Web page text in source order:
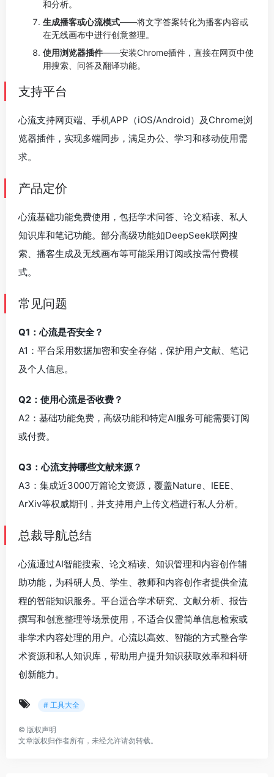
和分析。
生成播客或心流模式——将文字答案转化为播客内容或
在无线画布中进行创意整理。
使用浏览器插件——安装Chrome插件，直接在网页中使
用搜索、问答及翻译功能。
支持平台
心流支持网页端、手机APP（iOS/Android）及Chrome浏
览器插件，实现多端同步，满足办公、学习和移动使用需
求。
产品定价
心流基础功能免费使用，包括学术问答、论文精读、私人
知识库和笔记功能。部分高级功能如DeepSeek联网搜
索、播客生成及无线画布等可能采用订阅或按需付费模
式。
常见问题
Q1：心流是否安全？
A1：平台采用数据加密和安全存储，保护用户文献、笔记
及个人信息。
Q2：使用心流是否收费？
A2：基础功能免费，高级功能和特定AI服务可能需要订阅
或付费。
Q3：心流支持哪些文献来源？
A3：集成近3000万篇论文资源，覆盖Nature、IEEE、
ArXiv等权威期刊，并支持用户上传文档进行私人分析。
总裁导航总结
心流通过AI智能搜索、论文精读、知识管理和内容创作辅
助功能，为科研人员、学生、教师和内容创作者提供全流
程的智能知识服务。平台适合学术研究、文献分析、报告
撰写和创意整理等场景使用，不适合仅需简单信息检索或
非学术内容处理的用户。心流以高效、智能的方式整合学
术资源和私人知识库，帮助用户提升知识获取效率和科研
创新能力。
# 工具大全
© 版权声明
文章版权归作者所有，未经允许请勿转载。